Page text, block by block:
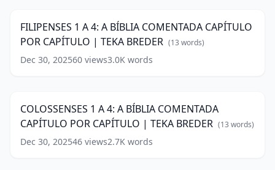
CAPÍTULO
|
TEKA
BREDER
(14
A
BÍBLIA
COMENTADA
CAPÍTULO
|
TEKA
BREDER (13
words)
FILIPENSES 1 A 4: A BÍBLIA COMENTADA CAPÍTULO
POR CAPÍTULO | TEKA BREDER (13 words)
Dec 30, 202560 views3.0K words
COLOSSENSES
A
BÍBLIA
COMENTADA
CAPÍTULO
COLOSSENSES 1 A 4: A BÍBLIA COMENTADA
CAPÍTULO POR CAPÍTULO | TEKA BREDER (13 words)
Dec 30, 202546 views2.7K words